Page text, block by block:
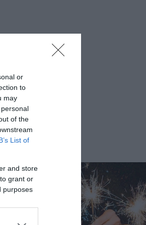
or
to
may
of the
List of
and store
grant or
purposes